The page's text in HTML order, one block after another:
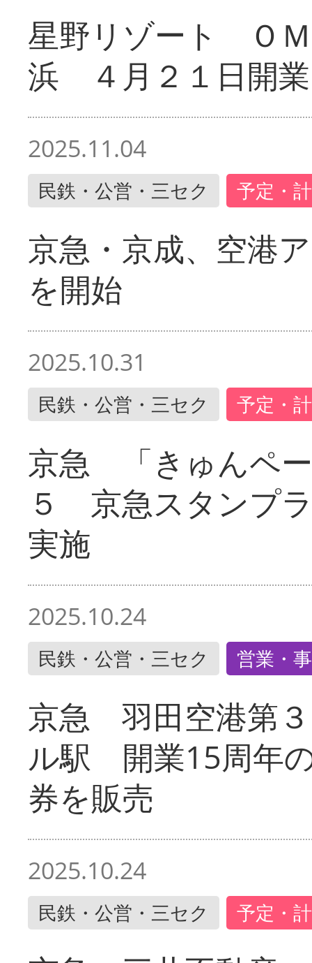
星野リゾート Ｏ
浜 ４月２１日開業
2025.11.04
民鉄・公営・三セク 予定・
京急・京成、空港
を開始
2025.10.31
民鉄・公営・三セク 予定・
京急 「きゅんペ
５ 京急スタンプ
実施
2025.10.24
民鉄・公営・三セク 営業・
京急 羽田空港第
ル駅 開業15周年
券を販売
2025.10.24
民鉄・公営・三セク 予定・